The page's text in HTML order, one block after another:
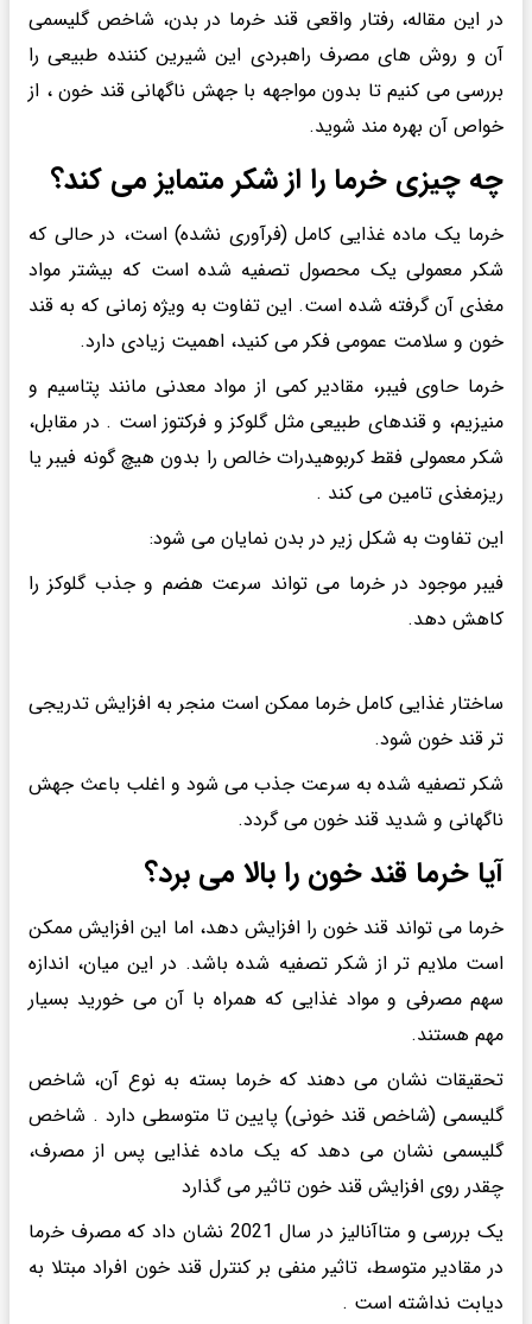
در این مقاله، رفتار واقعی قند خرما در بدن، شاخص گلیسمی
آن و روش های مصرف راهبردی این شیرین کننده طبیعی را
بررسی می کنیم تا بدون مواجهه با جهش ناگهانی قند خون ، از
خواص آن بهره مند شوید.
چه چیزی خرما را از شکر متمایز می کند؟
خرما یک ماده غذایی کامل (فرآوری نشده) است، در حالی که
شکر معمولی یک محصول تصفیه شده است که بیشتر مواد
مغذی آن گرفته شده است. این تفاوت به ویژه زمانی که به قند
خون و سلامت عمومی فکر می کنید، اهمیت زیادی دارد.
خرما حاوی فیبر، مقادیر کمی از مواد معدنی مانند پتاسیم و
منیزیم، و قندهای طبیعی مثل گلوکز و فرکتوز است . در مقابل،
شکر معمولی فقط کربوهیدرات خالص را بدون هیچ گونه فیبر یا
ریزمغذی تامین می کند .
این تفاوت به شکل زیر در بدن نمایان می شود:
فیبر موجود در خرما می تواند سرعت هضم و جذب گلوکز را
کاهش دهد.
ساختار غذایی کامل خرما ممکن است منجر به افزایش تدریجی
تر قند خون شود.
شکر تصفیه شده به سرعت جذب می شود و اغلب باعث جهش
ناگهانی و شدید قند خون می گردد.
آیا خرما قند خون را بالا می برد؟
خرما می تواند قند خون را افزایش دهد، اما این افزایش ممکن
است ملایم تر از شکر تصفیه شده باشد. در این میان، اندازه
سهم مصرفی و مواد غذایی که همراه با آن می خورید بسیار
مهم هستند.
تحقیقات نشان می دهند که خرما بسته به نوع آن، شاخص
گلیسمی (شاخص قند خونی) پایین تا متوسطی دارد . شاخص
گلیسمی نشان می دهد که یک ماده غذایی پس از مصرف،
چقدر روی افزایش قند خون تاثیر می گذارد
یک بررسی و متاآنالیز در سال 2021 نشان داد که مصرف خرما
در مقادیر متوسط، تاثیر منفی بر کنترل قند خون افراد مبتلا به
دیابت نداشته است .